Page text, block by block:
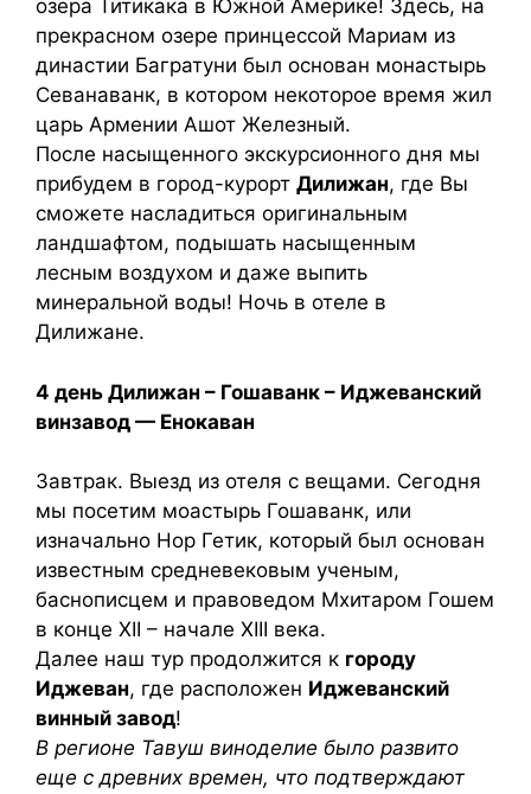
озера Титикака в Южной Америке! Здесь, на
прекрасном озере принцессой Мариам из
династии Багратуни был основан монастырь
Севанаванк, в котором некоторое время жил
царь Армении Ашот Железный.
После насыщенного экскурсионного дня мы
прибудем в город-курорт Дилижан, где Вы
сможете насладиться оригинальным
ландшафтом, подышать насыщенным
лесным воздухом и даже выпить
минеральной воды! Ночь в отеле в
Дилижане.
4 день Дилижан – Гошаванк – Иджеванский
винзавод — Енокаван
Завтрак. Выезд из отеля с вещами. Сегодня
мы посетим моастырь Гошаванк, или
изначально Нор Гетик, который был основан
известным средневековым ученым,
баснописцем и правоведом Мхитаром Гошем
в конце XII – начале XIII века.
Далее наш тур продолжится к городу
Иджеван, где расположен Иджеванский
винный завод!
В регионе Тавуш виноделие было развито
еще с древних времен, что подтверждают